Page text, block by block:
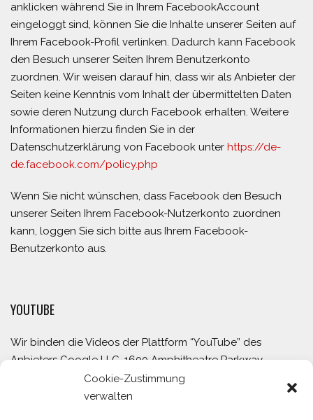
Cookie-Zustimmung
verwalten
anklicken während Sie in Ihrem FacebookAccount
eingeloggt sind, können Sie die Inhalte unserer Seiten auf
Ihrem Facebook-Profil verlinken. Dadurch kann Facebook
den Besuch unserer Seiten Ihrem Benutzerkonto
zuordnen. Wir weisen darauf hin, dass wir als Anbieter der
Seiten keine Kenntnis vom Inhalt der übermittelten Daten
sowie deren Nutzung durch Facebook erhalten. Weitere
Informationen hierzu finden Sie in der
Datenschutzerklärung von Facebook unter https://de-
de.facebook.com/policy.php
Wenn Sie nicht wünschen, dass Facebook den Besuch
unserer Seiten Ihrem Facebook-Nutzerkonto zuordnen
kann, loggen Sie sich bitte aus Ihrem Facebook-
Benutzerkonto aus.
YOUTUBE
Wir binden die Videos der Plattform “YouTube” des
Anbieters Google LLC, 1600 Amphitheatre Parkway,
Mountain View, CA 94043, USA, ein. Soziales Netzwerk;
Dienstanbieter: Google Ireland Limited, Gordon House,